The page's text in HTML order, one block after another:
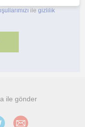
ile gizlilik
ile gönder